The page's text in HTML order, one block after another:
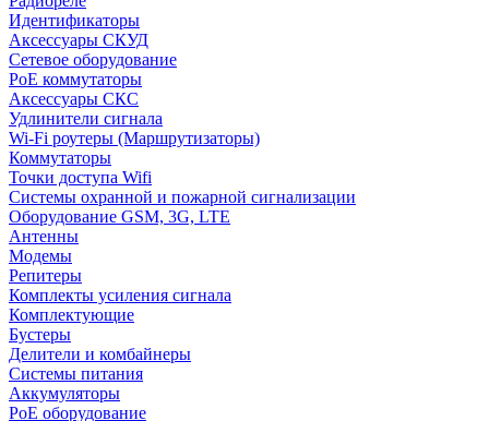
Идентификаторы
Аксессуары СКУД
Сетевое оборудование
PoE коммутаторы
Аксессуары СКС
Удлинители сигнала
Wi-Fi роутеры (Маршрутизаторы)
Коммутаторы
Точки доступа Wifi
Системы охранной и пожарной сигнализации
Оборудование GSM, 3G, LTE
Антенны
Модемы
Репитеры
Комплекты усиления сигнала
Комплектующие
Бустеры
Делители и комбайнеры
Системы питания
Аккумуляторы
PoE оборудование